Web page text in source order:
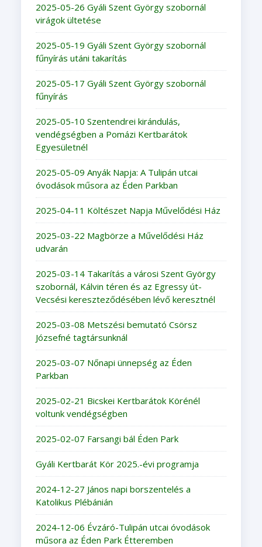
2025-05-26 Gyáli Szent György szobornál
virágok ültetése
2025-05-19 Gyáli Szent György szobornál
fűnyírás utáni takarítás
2025-05-17 Gyáli Szent György szobornál
fűnyírás
2025-05-10 Szentendrei kirándulás,
vendégségben a Pomázi Kertbarátok
Egyesületnél
2025-05-09 Anyák Napja: A Tulipán utcai
óvodások műsora az Éden Parkban
2025-04-11 Költészet Napja Művelődési Ház
2025-03-22 Magbörze a Művelődési Ház
udvarán
2025-03-14 Takarítás a városi Szent György
szobornál, Kálvin téren és az Egressy út-
Vecsési kereszteződésében lévő keresztnél
2025-03-08 Metszési bemutató Csörsz
Józsefné tagtársunknál
2025-03-07 Nőnapi ünnepség az Éden
Parkban
2025-02-21 Bicskei Kertbarátok Körénél
voltunk vendégségben
2025-02-07 Farsangi bál Éden Park
Gyáli Kertbarát Kör 2025.-évi programja
2024-12-27 János napi borszentelés a
Katolikus Plébánián
2024-12-06 Évzáró-Tulipán utcai óvodások
műsora az Éden Park Étteremben